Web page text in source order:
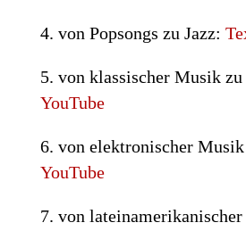
4. von Popsongs zu Jazz:
5. von klassischer Musik zu
YouTube
6. von elektronischer Musik
YouTube
7. von